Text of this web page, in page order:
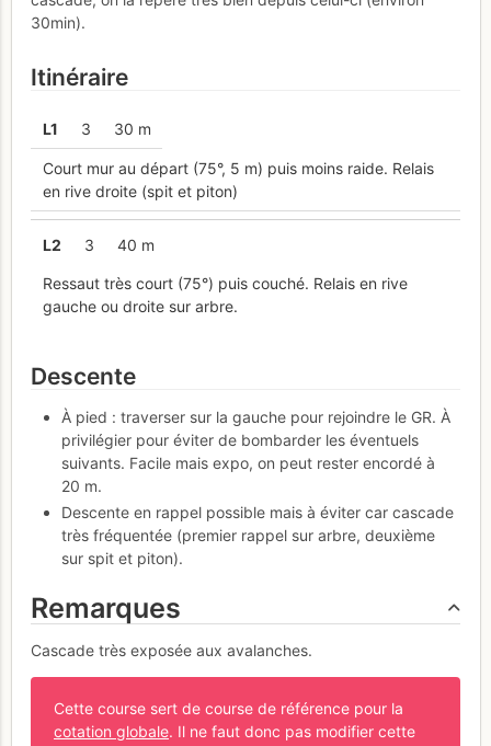
30min).
Itinéraire
L1 3 30 m
Court mur au départ (75°, 5 m) puis moins raide. Relais
en rive droite (spit et piton)
L2 3 40 m
Ressaut très court (75°) puis couché. Relais en rive
gauche ou droite sur arbre.
Descente
À pied : traverser sur la gauche pour rejoindre le GR. À
privilégier pour éviter de bombarder les éventuels
suivants. Facile mais expo, on peut rester encordé à
20 m.
Descente en rappel possible mais à éviter car cascade
très fréquentée (premier rappel sur arbre, deuxième
sur spit et piton).
Remarques
Cascade très exposée aux avalanches.
Cette course sert de course de référence pour la
cotation globale. Il ne faut donc pas modifier cette